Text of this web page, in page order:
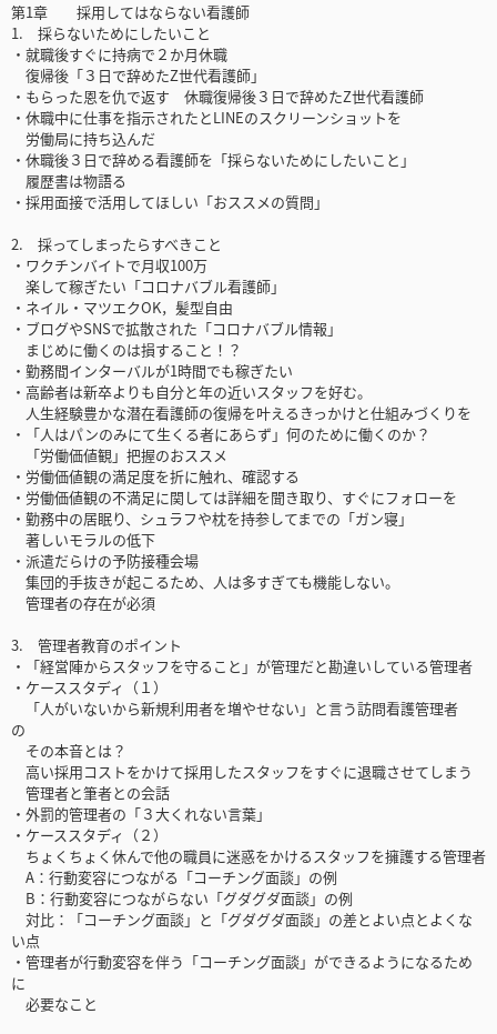
第1章 採用してはならない看護師
1. 採らないためにしたいこと
・就職後すぐに持病で２か月休職
復帰後「３日で辞めたZ世代看護師」
・もらった恩を仇で返す 休職復帰後３日で辞めたZ世代看護師
・休職中に仕事を指示されたとLINEのスクリーンショットを
労働局に持ち込んだ
・休職後３日で辞める看護師を「採らないためにしたいこと」
履歴書は物語る
・採用面接で活用してほしい「おススメの質問」
2. 採ってしまったらすべきこと
・ワクチンバイトで月収100万
楽して稼ぎたい「コロナバブル看護師」
・ネイル・マツエクOK，髪型自由
・ブログやSNSで拡散された「コロナバブル情報」
まじめに働くのは損すること！？
・勤務間インターバルが1時間でも稼ぎたい
・高齢者は新卒よりも自分と年の近いスタッフを好む。
人生経験豊かな潜在看護師の復帰を叶えるきっかけと仕組みづくりを
・「人はパンのみにて生くる者にあらず」何のために働くのか？
「労働価値観」把握のおススメ
・労働価値観の満足度を折に触れ、確認する
・労働価値観の不満足に関しては詳細を聞き取り、すぐにフォローを
・勤務中の居眠り、シュラフや枕を持参してまでの「ガン寝」
著しいモラルの低下
・派遣だらけの予防接種会場
集団的手抜きが起こるため、人は多すぎても機能しない。
管理者の存在が必須
3. 管理者教育のポイント
・「経営陣からスタッフを守ること」が管理だと勘違いしている管理者
・ケーススタディ（１）
「人がいないから新規利用者を増やせない」と言う訪問看護管理者
の
その本音とは？
高い採用コストをかけて採用したスタッフをすぐに退職させてしまう
管理者と筆者との会話
・外罰的管理者の「３大くれない言葉」
・ケーススタディ（２）
ちょくちょく休んで他の職員に迷惑をかけるスタッフを擁護する管理者
A：行動変容につながる「コーチング面談」の例
B：行動変容につながらない「グダグダ面談」の例
対比：「コーチング面談」と「グダグダ面談」の差とよい点とよくな
い点
・管理者が行動変容を伴う「コーチング面談」ができるようになるため
に
必要なこと